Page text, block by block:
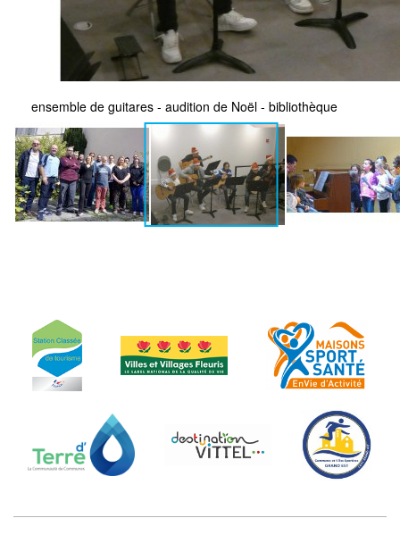
ensemble de guitares - audition de Noël - bibliothèque